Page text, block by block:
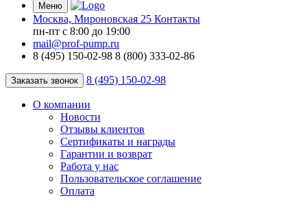
Меню
Москва, Мироновская 25 Контакты
пн-пт c 8:00 до 19:00
mail@prof-pump.ru
8 (495) 150-02-98 8 (800) 333-02-86
Заказать звонок 8 (495) 150-02-98
О компании
Новости
Отзывы клиентов
Сертификаты и награды
Гарантии и возврат
Работа у нас
Пользовательское соглашение
Оплата